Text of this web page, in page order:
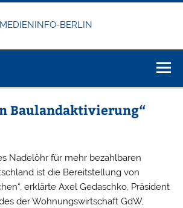
Baulandaktivierung“
Nadelöhr für mehr bezahlbaren
ist die Bereitstellung von
erklärte Axel Gedaschko, Präsident
der Wohnungswirtschaft GdW,